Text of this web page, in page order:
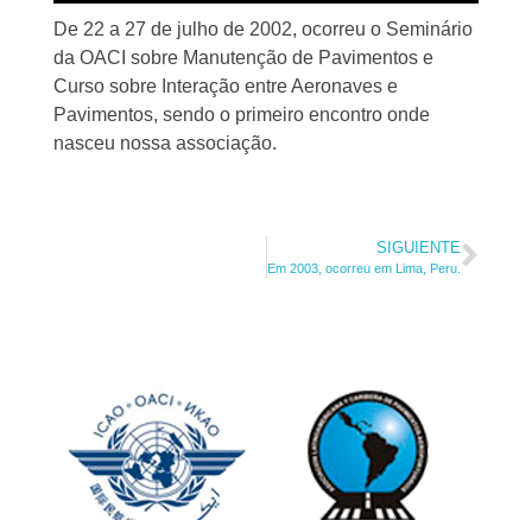
De 22 a 27 de julho de 2002, ocorreu o Seminário
da OACI sobre Manutenção de Pavimentos e
Curso sobre Interação entre Aeronaves e
Pavimentos, sendo o primeiro encontro onde
nasceu nossa associação.
SIGUIENTE
Em 2003, ocorreu em Lima, Peru.